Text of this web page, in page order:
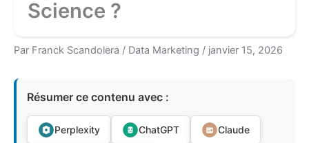
Science ?
Par Franck Scandolera / Data Marketing / janvier 15, 2026
Résumer ce contenu avec :
Perplexity ChatGPT Claude